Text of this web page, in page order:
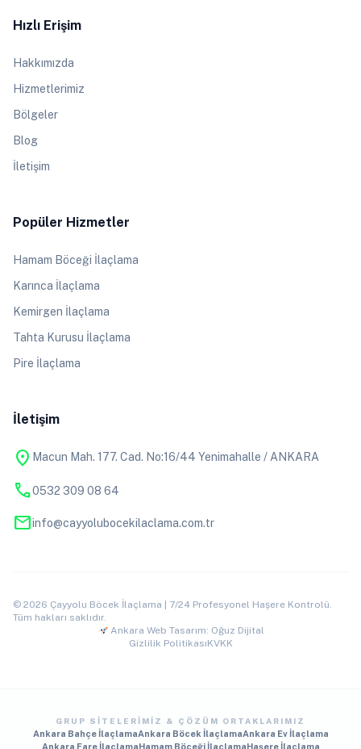
Hızlı Erişim
Hakkımızda
Hizmetlerimiz
Bölgeler
Blog
İletişim
Popüler Hizmetler
Hamam Böceği İlaçlama
Karınca İlaçlama
Kemirgen İlaçlama
Tahta Kurusu İlaçlama
Pire İlaçlama
İletişim
location_on Macun Mah. 177. Cad. No:16/44 Yenimahalle / ANKARA
phone0532 309 08 64
mailinfo@cayyolubocekilaclama.com.tr
© 2026 Çayyolu Böcek İlaçlama | 7/24 Profesyonel Haşere Kontrolü.
Tüm hakları saklıdır.
Ankara Web Tasarım: Oğuz Dijital
Gizlilik PolitikasıKVKK
GRUP SITELERIMIZ & ÇÖZÜM ORTAKLARIMIZ
Ankara Bahçe İlaçlamaAnkara Böcek İlaçlamaAnkara Ev İlaçlama
Ankara Fare İlaçlamaHamam Böceği İlaçlamaHaşere İlaçlama